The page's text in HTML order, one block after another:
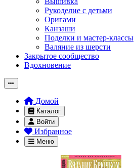
Рукоделие с детьми
Оригами
Канзаши
Поделки и мастер-классы
Валяние из шерсти
Закрытое сообщество
Вдохновение
Домой
Каталог
Войти
Избранное
Меню